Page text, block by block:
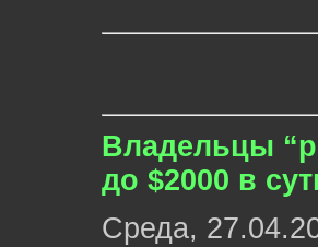
Владельцы
до $2000 в
Среда,